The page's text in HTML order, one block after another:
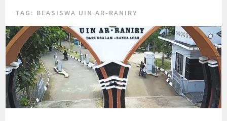
TAG: BEASISWA UIN AR-RANIRY